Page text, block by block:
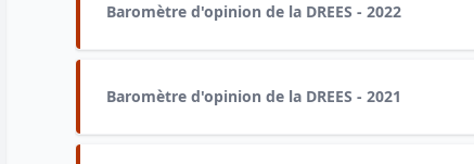
Baromètre d'opinion de la DREES - 2022
Baromètre d'opinion de la DREES - 2021